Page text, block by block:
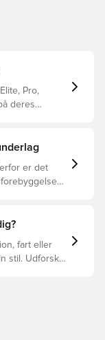
Pro,
deres
er det
typer
fart eller
stil. Udforsk